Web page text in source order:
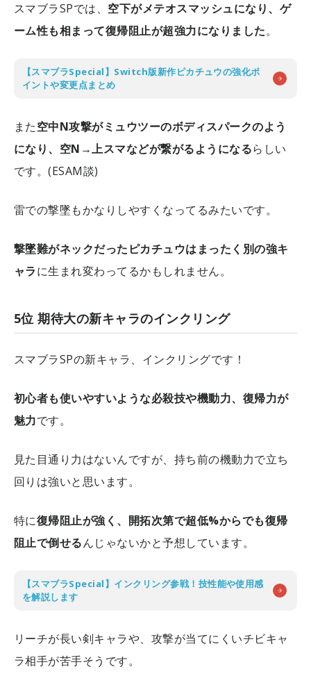
スマブラSPでは、 空下がメテオスマッシュになり、ゲ
ーム性も相まって復帰阻止が超強力になりました。
【スマブラSpecial】Switch版新作ピカチュウの強化ポ
イントや変更点まとめ
また空中N攻撃がミュウツーのボディスパークのよう
になり、空N→上スマなどが繋がるようになるらしい
です。(ESAM談)
雷での撃墜もかなりしやすくなってるみたいです。
撃墜難がネックだったピカチュウはまったく別の強キ
ャラに生まれ変わってるかもしれません。
5位 期待大の新キャラのインクリング
スマブラSPの新キャラ、インクリングです！
初心者も使いやすいような必殺技や機動力、復帰力が
魅力です。
見た目通り力はないんですが、持ち前の機動力で立ち
回りは強いと思います。
特に復帰阻止が強く、開拓次第で超低%からでも復帰
阻止で倒せるんじゃないかと予想しています。
【スマブラSpecial】インクリング参戦！技性能や使用感
を解説します
リーチが長い剣キャラや、攻撃が当てにくいチビキャ
ラ相手が苦手そうです。